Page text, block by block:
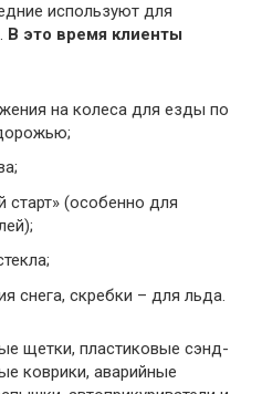
используют для
В это время клиенты
на колеса для езды по
(особенно для
снега, скребки – для льда.
щетки, пластиковые сэнд-
коврики, аварийные